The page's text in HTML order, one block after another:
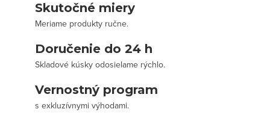
Skutočné miery
Meriame produkty ručne.
Doručenie do 24 h
Skladové kúsky odosielame rýchlo.
Vernostný program
s exkluzívnymi výhodami.